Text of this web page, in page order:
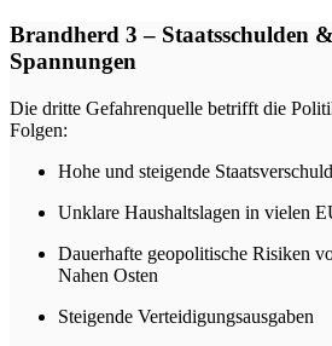
Brandherd 3 – Staatsschulden
Spannungen
Die dritte Gefahrenquelle betrifft die
Folgen:
Hohe und steigende
Unklare Haushaltslagen in vielen
Dauerhafte geopolitische Risiken
Nahen Osten
Steigende Verteidigungsausgaben